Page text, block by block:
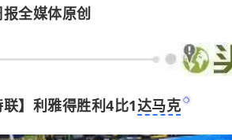
全媒体原创
联】利雅得胜利4比1达马克